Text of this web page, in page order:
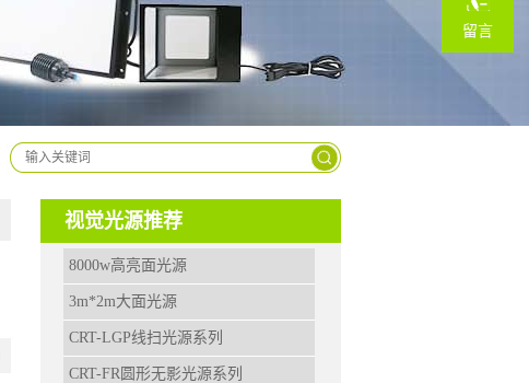
视觉光源推荐
8000w高亮面光源
3m*2m大面光源
CRT-LGP线扫光源系列
CRT-FR圆形无影光源系列
159-
9963-
留言